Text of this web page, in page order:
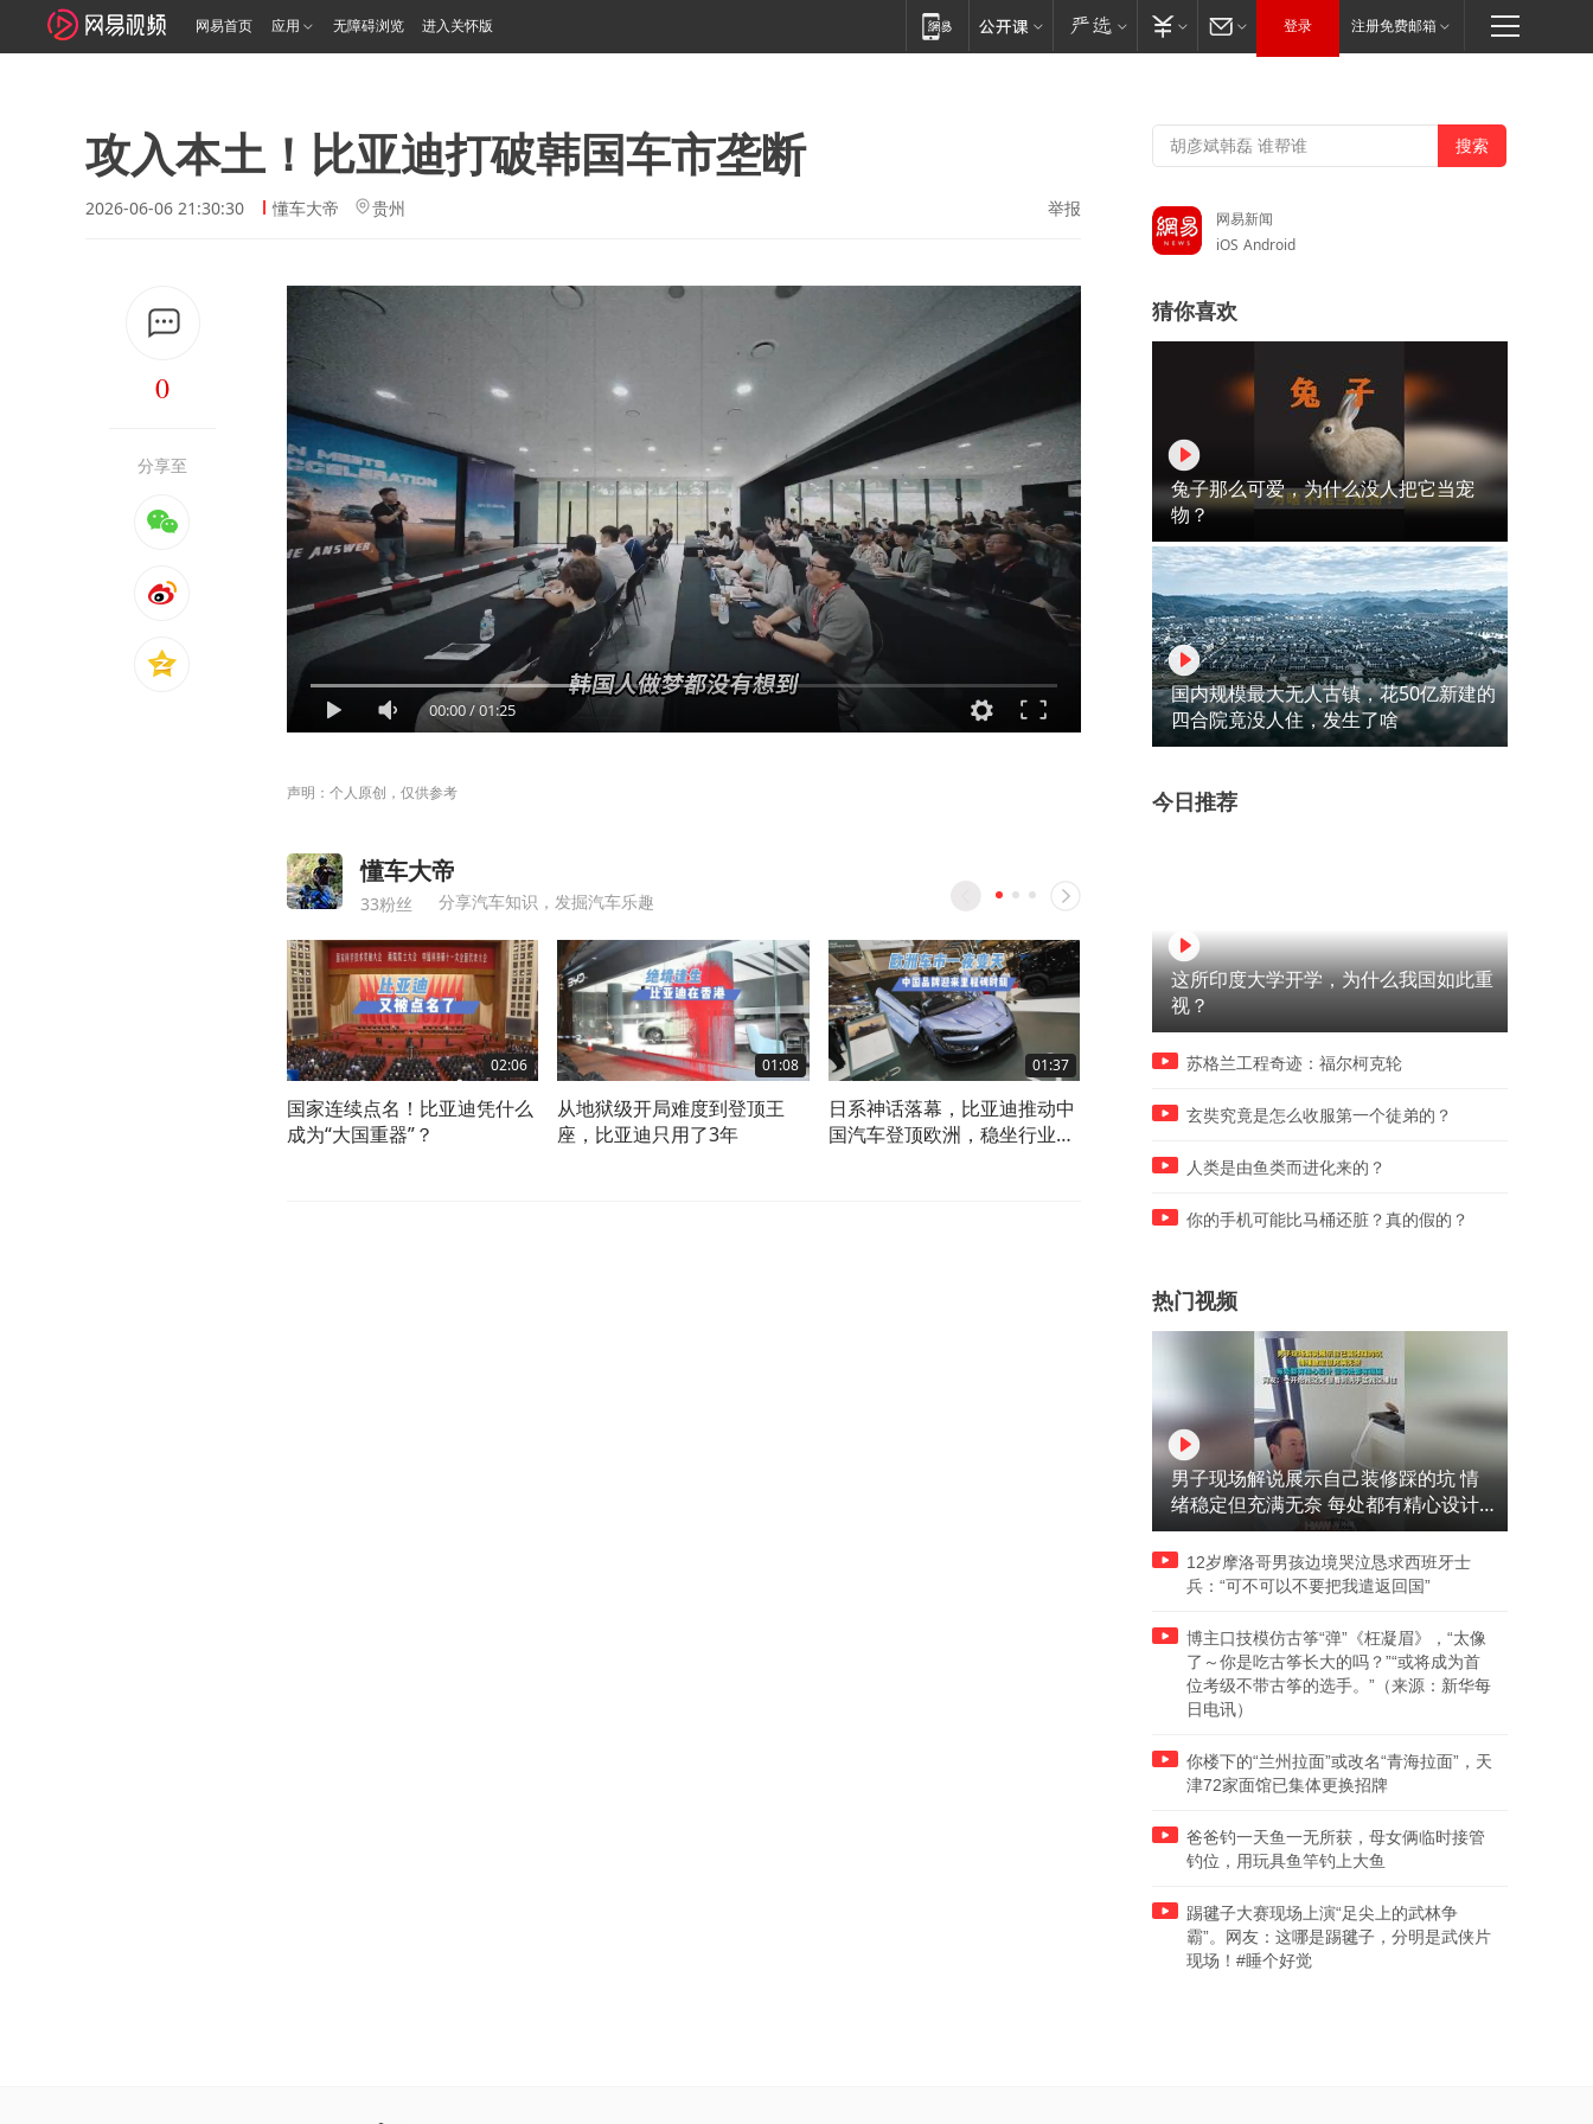
网易首页 应用 无障碍浏览 进入关怀版 登录 注册免费邮箱
攻入本土！比亚迪打破韩国车市垄断
2026-06-06 21:30:30 懂车大帝 贵州 举报
0
分享至
00:00/01:25
声明：个人原创，仅供参考
懂车大帝
33粉丝 分享汽车知识，发掘汽车乐趣
02:06
国家连续点名！比亚迪凭什么
成为“大国重器”？
01:08
从地狱级开局难度到登顶王
座，比亚迪只用了3年
01:37
日系神话落幕，比亚迪推动中
国汽车登顶欧洲，稳坐行业领
01:46
比亚迪到底做了啥？连续四年
比亚迪海豹08一上市，大汉
网易新闻
iOS Android
猜你喜欢
兔子那么可爱，为什么没人把它当宠
物？
国内规模最大无人古镇，花50亿新建的
四合院竟没人住，发生了啥
今日推荐
这所印度大学开学，为什么我国如此重
视？
苏格兰工程奇迹：福尔柯克轮
玄奘究竟是怎么收服第一个徒弟的？
人类是由鱼类而进化来的？
你的手机可能比马桶还脏？真的假的？
热门视频
男子现场解说展示自己装修踩的坑 情
绪稳定但充满无奈 每处都有精心设计
但每处都有瑕疵 网友：一开始我没笑
但看到洗手盆我没绷住
12岁摩洛哥男孩边境哭泣恳求西班牙士
兵：“可不可以不要把我遣返回国”
博主口技模仿古筝“弹”《枉凝眉》，“太像
了～你是吃古筝长大的吗？”“或将成为首
位考级不带古筝的选手。”（来源：新华每
日电讯）
你楼下的“兰州拉面”或改名“青海拉面”，天
津72家面馆已集体更换招牌
爸爸钓一天鱼一无所获，母女俩临时接管
钓位，用玩具鱼竿钓上大鱼
踢毽子大赛现场上演“足尖上的武林争
霸”。网友：这哪是踢毽子，分明是武侠片
现场！#睡个好觉